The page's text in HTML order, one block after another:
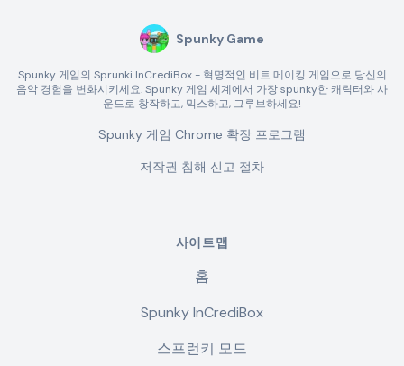
Spunky Game
Spunky 게임의 Sprunki InCrediBox - 혁명적인 비트 메이킹 게임으로 당신의
음악 경험을 변화시키세요. Spunky 게임 세계에서 가장 spunky한 캐릭터와 사
운드로 창작하고, 믹스하고, 그루브하세요!
Spunky 게임 Chrome 확장 프로그램
저작권 침해 신고 절차
사이트맵
홈
Spunky InCrediBox
스프런키 모드